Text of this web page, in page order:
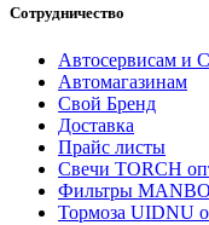
Сотрудничество
Автосервисам и
Автомагазинам
Свой Бренд
Доставка
Прайс листы
Свечи TORCH
Фильтры
Тормоза UIDNU